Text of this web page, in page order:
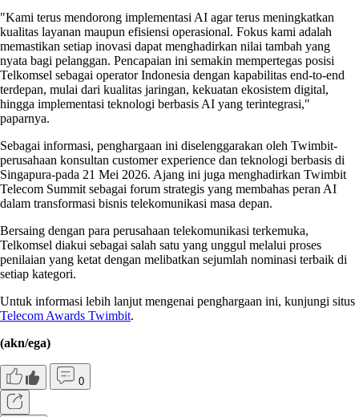
"Kami terus mendorong implementasi AI agar terus meningkatkan
kualitas layanan maupun efisiensi operasional. Fokus kami adalah
memastikan setiap inovasi dapat menghadirkan nilai tambah yang
nyata bagi pelanggan. Pencapaian ini semakin mempertegas posisi
Telkomsel sebagai operator Indonesia dengan kapabilitas end-to-end
terdepan, mulai dari kualitas jaringan, kekuatan ekosistem digital,
hingga implementasi teknologi berbasis AI yang terintegrasi,"
paparnya.
Sebagai informasi, penghargaan ini diselenggarakan oleh Twimbit-
perusahaan konsultan customer experience dan teknologi berbasis di
Singapura-pada 21 Mei 2026. Ajang ini juga menghadirkan Twimbit
Telecom Summit sebagai forum strategis yang membahas peran AI
dalam transformasi bisnis telekomunikasi masa depan.
Bersaing dengan para perusahaan telekomunikasi terkemuka,
Telkomsel diakui sebagai salah satu yang unggul melalui proses
penilaian yang ketat dengan melibatkan sejumlah nominasi terbaik di
setiap kategori.
Untuk informasi lebih lanjut mengenai penghargaan ini, kunjungi situs
Telecom Awards Twimbit.
(akn/ega)
0